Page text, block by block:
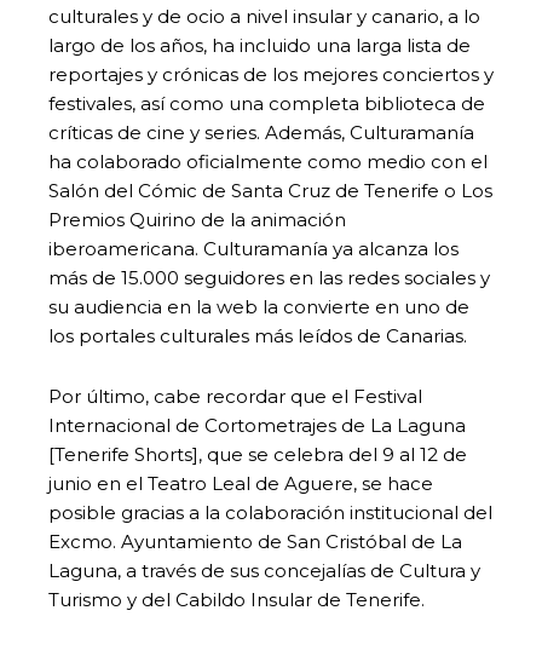
culturales y de ocio a nivel insular y canario, a lo
largo de los años, ha incluido una larga lista de
reportajes y crónicas de los mejores conciertos y
festivales, así como una completa biblioteca de
críticas de cine y series. Además, Culturamanía
ha colaborado oficialmente como medio con el
Salón del Cómic de Santa Cruz de Tenerife o Los
Premios Quirino de la animación
iberoamericana. Culturamanía ya alcanza los
más de 15.000 seguidores en las redes sociales y
su audiencia en la web la convierte en uno de
los portales culturales más leídos de Canarias.
Por último, cabe recordar que el Festival
Internacional de Cortometrajes de La Laguna
[Tenerife Shorts], que se celebra del 9 al 12 de
junio en el Teatro Leal de Aguere, se hace
posible gracias a la colaboración institucional del
Excmo. Ayuntamiento de San Cristóbal de La
Laguna, a través de sus concejalías de Cultura y
Turismo y del Cabildo Insular de Tenerife.